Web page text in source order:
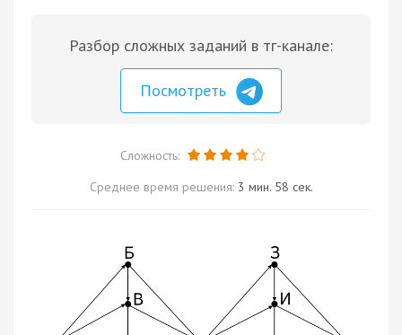
Разбор сложных заданий в тг-канале:
Посмотреть
Сложность:
Среднее время решения: 3 мин. 58 сек.